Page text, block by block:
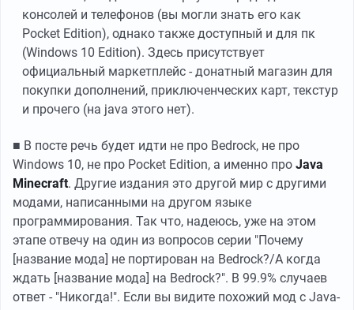
консолей и телефонов (вы могли знать его как
Pocket Edition), однако также доступный и для пк
(Windows 10 Edition). Здесь присутствует
официальный маркетплейс - донатный магазин для
покупки дополнений, приключенческих карт, текстур
и прочего (на java этого нет).
■ В посте речь будет идти не про Bedrock, не про
Windows 10, не про Pocket Edition, а именно про Java
Minecraft. Другие издания это другой мир с другими
модами, написанными на другом языке
программирования. Так что, надеюсь, уже на этом
этапе отвечу на один из вопросов серии "Почему
[название мода] не портирован на Bedrock?/А когда
ждать [название мода] на Bedrock?". В 99.9% случаев
ответ - "Никогда!". Если вы видите похожий мод с Java-